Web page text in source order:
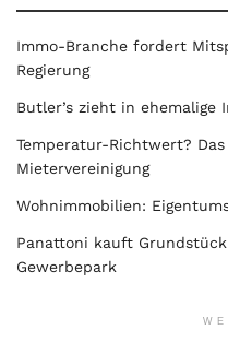
Immo-Branche fordert
Regierung
Butler’s zieht in ehemalige
Temperatur-Richtwert?
Mietervereinigung
Wohnimmobilien:
Panattoni kauft
Gewerbepark